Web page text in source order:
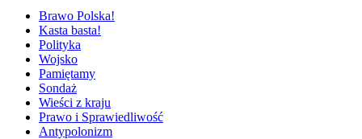
Brawo Polska!
Kasta basta!
Polityka
Wojsko
Pamiętamy
Sondaż
Wieści z kraju
Prawo i Sprawiedliwość
Antypolonizm